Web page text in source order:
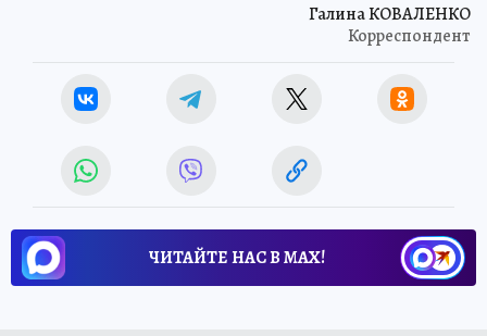
Галина КОВАЛЕНКО
Корреспондент
ЧИТАЙТЕ НАС В МАХ!